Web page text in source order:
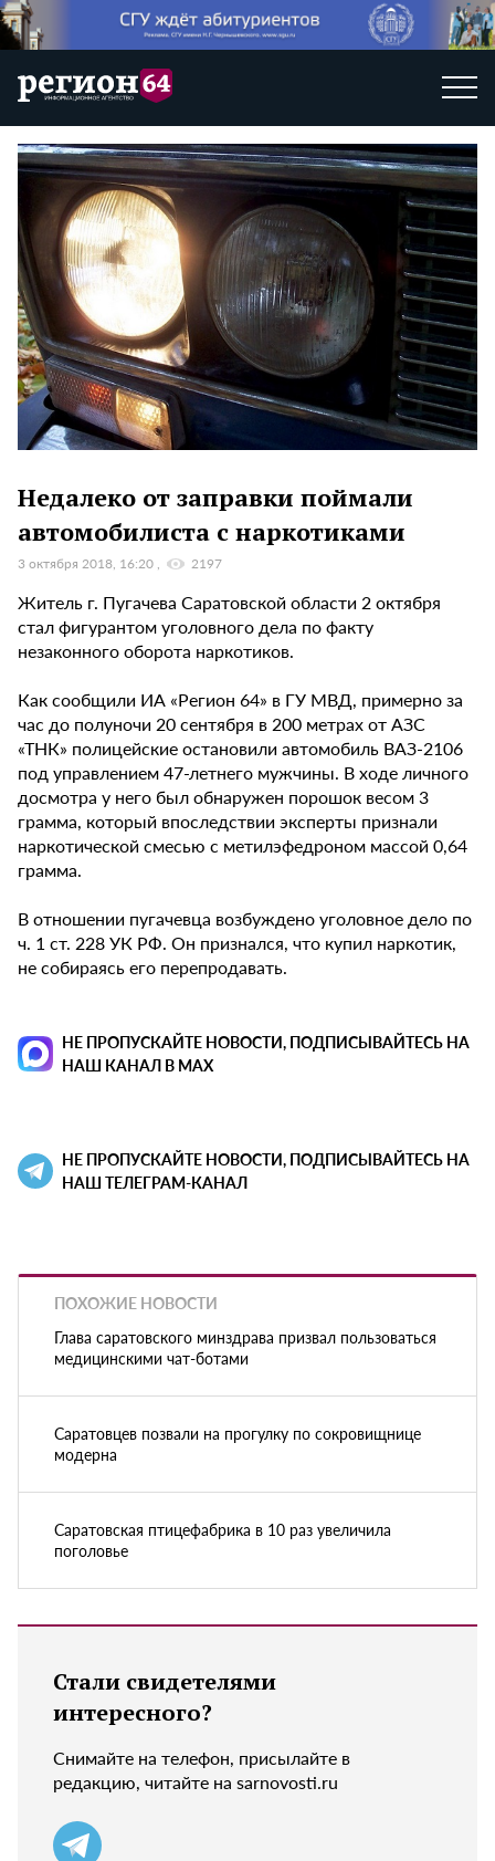
Недалеко от заправки поймали
автомобилиста с наркотиками
3 октября 2018, 16:20 2197
Житель г. Пугачева Саратовской области 2 октября
стал фигурантом уголовного дела по факту
незаконного оборота наркотиков.
Как сообщили ИА «Регион 64» в ГУ МВД, примерно за
час до полуночи 20 сентября в 200 метрах от АЗС
«ТНК» полицейские остановили автомобиль ВАЗ-2106
под управлением 47-летнего мужчины. В ходе личного
досмотра у него был обнаружен порошок весом 3
грамма, который впоследствии эксперты признали
наркотической смесью с метилэфедроном массой 0,64
грамма.
В отношении пугачевца возбуждено уголовное дело по
ч. 1 ст. 228 УК РФ. Он признался, что купил наркотик,
не собираясь его перепродавать.
НЕ ПРОПУСКАЙТЕ НОВОСТИ, ПОДПИСЫВАЙТЕСЬ НА
НАШ КАНАЛ В MAX
НЕ ПРОПУСКАЙТЕ НОВОСТИ, ПОДПИСЫВАЙТЕСЬ НА
НАШ ТЕЛЕГРАМ-КАНАЛ
ПОХОЖИЕ НОВОСТИ
Глава саратовского минздрава призвал пользоваться
медицинскими чат-ботами
Саратовцев позвали на прогулку по сокровищнице
модерна
Саратовская птицефабрика в 10 раз увеличила
поголовье
Стали свидетелями
интересного?
Снимайте на телефон, присылайте в
редакцию, читайте на sarnovosti.ru